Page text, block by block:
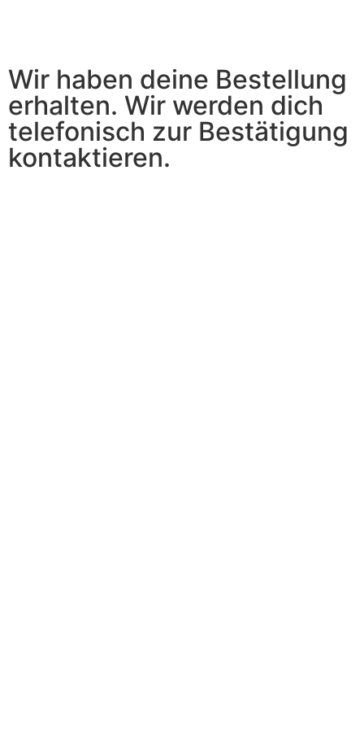
Wir haben deine Bestellung
erhalten. Wir werden dich
telefonisch zur Bestätigung
kontaktieren.